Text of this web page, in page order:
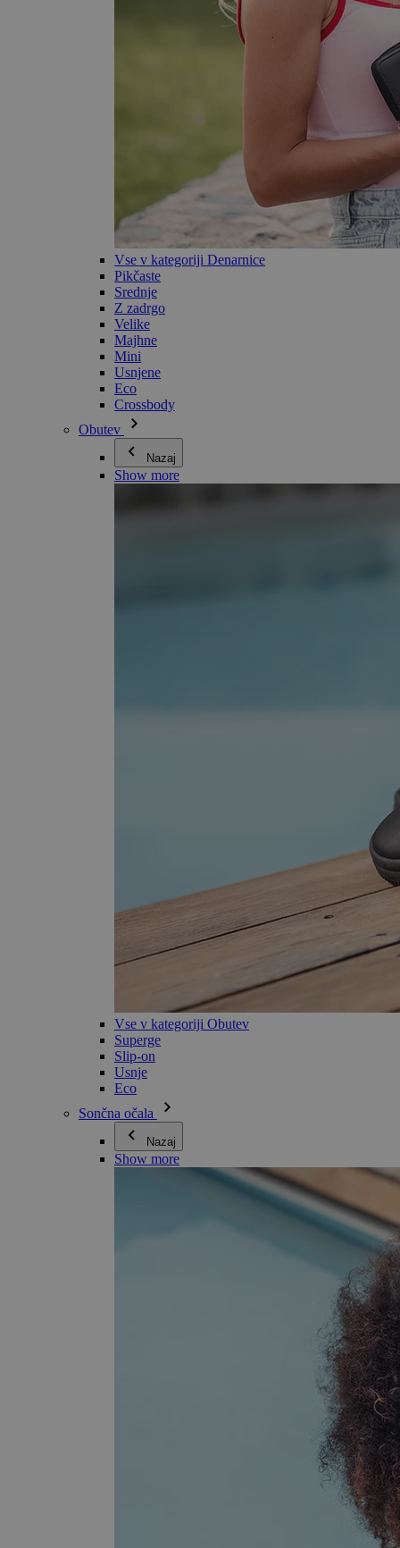
Vse v kategoriji Denarnice
Pikčaste
Srednje
Z zadrgo
Velike
Majhne
Mini
Usnjene
Eco
Crossbody
Obutev
Nazaj
Show more
Vse v kategoriji Obutev
Superge
Slip-on
Usnje
Eco
Sončna očala
Nazaj
Show more